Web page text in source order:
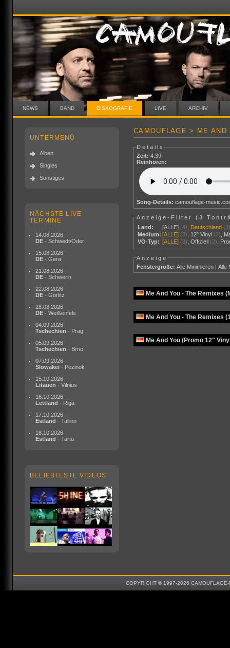
NEWS BAND DISKOGRAFIE LIVE ARCHIV
UNTERMENÜ
Alben
Singles
Sonstiges
NÄCHSTE LIVE
TERMINE
14.08.2026
DE - Schwedt/Oder
15.08.2026
DE - Gera
21.08.2026
DE - Schwerin
22.08.2026
DE - Görlitz
28.08.2026
DE - Weißenfels
04.09.2026
Tschechien - Prag
05.09.2026
Tschechien - Brno
07.09.2026
Slowakei - Pezinok
15.10.2026
Litauen - Vilnius
16.10.2026
Lettland - Riga
17.10.2026
Estland - Tallinn
18.10.2026
Estland - Tartu
BELIEBTESTE VIDEOS
CAMOUFLAGE > ME
Details
Zeit: 4:39
Reinhören:
Song-Details: camouflage-
Anzeige-Filter (3
Land:
[ALLE] (4) Deutschland
Medium: [ALLE] (3) 12" Vinyl (2)
VÖ-Typ: [ALLE] (3) ,Offiziell (2)
Anzeige
Fenstergröße: Alle Minimieren |Alle
Me And You - The Remixes
Me And You - The Remixes
Me And You (Promo 12"
COPYRIGHT © 1997-2026 CAMOUFLAGE-